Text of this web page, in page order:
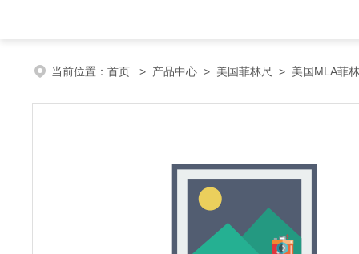
当前位置： 首页 > 产品中心 > 美国菲林尺 > 美国MLA菲